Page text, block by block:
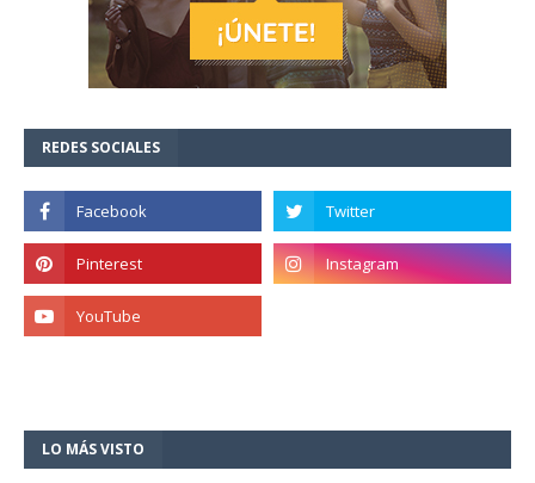
REDES SOCIALES
LO MÁS VISTO